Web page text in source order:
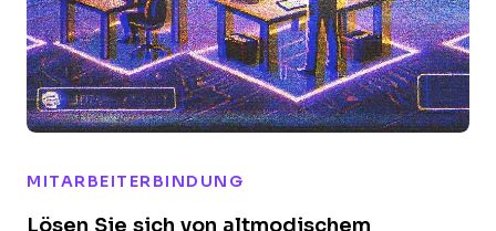
MITARBEITERBINDUNG
Lösen Sie sich von altmodischem